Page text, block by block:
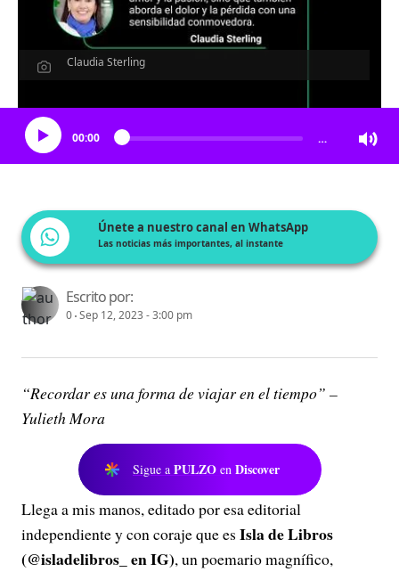
Claudia Sterling
00:00 …
Únete a nuestro canal en WhatsApp
Las noticias más importantes, al instante
Escrito por:
0 Sep 12, 2023 - 3:00 pm
“Recordar es una forma de viajar en el tiempo” –
Yulieth Mora
Sigue a PULZO en Discover
Llega a mis manos, editado por esa editorial
independiente y con coraje que es Isla de Libros
(@isladelibros_ en IG), un poemario magnífico,